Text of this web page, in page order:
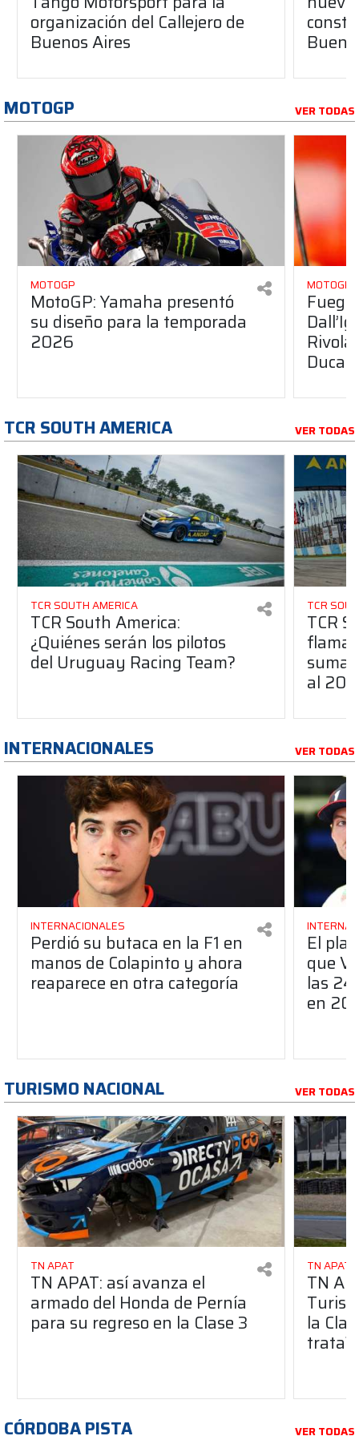
organización del Callejero de
Buenos Aires
MOTOGP VER TODAS
MOTOGP
MotoGP: Yamaha presentó
su diseño para la temporada
2026
MOTOGP
Ducati
TCR SOUTH AMERICA VER TODAS
TCR SOUTH AMERICA
TCR South America:
¿Quiénes serán los pilotos
del Uruguay Racing Team?
TCR
TCR
suma
al
INTERNACIONALES VER TODAS
INTERNACIONALES
Perdió su butaca en la F1 en
manos de Colapinto y ahora
reaparece en otra categoría
El
que
las
en
TURISMO NACIONAL VER TODAS
TN APAT
TN APAT: así avanza el
armado del Honda de Pernía
para su regreso en la Clase 3
TN APAT
TN
la
trata?
CÓRDOBA PISTA VER TODAS